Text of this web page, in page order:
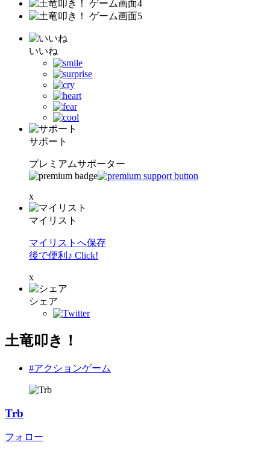
いいね
サポート
プレミアムサポーター
x
マイリスト
マイリストへ保存
後で便利♪ Click!
x
シェア
土竜叩き！
#アクションゲーム
Trb
フォロー